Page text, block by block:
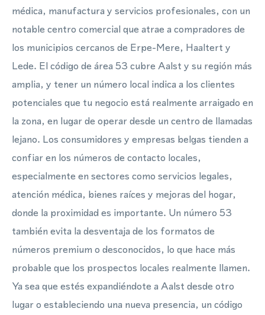
médica, manufactura y servicios profesionales, con un
notable centro comercial que atrae a compradores de
los municipios cercanos de Erpe-Mere, Haaltert y
Lede. El código de área 53 cubre Aalst y su región más
amplia, y tener un número local indica a los clientes
potenciales que tu negocio está realmente arraigado en
la zona, en lugar de operar desde un centro de llamadas
lejano. Los consumidores y empresas belgas tienden a
confiar en los números de contacto locales,
especialmente en sectores como servicios legales,
atención médica, bienes raíces y mejoras del hogar,
donde la proximidad es importante. Un número 53
también evita la desventaja de los formatos de
números premium o desconocidos, lo que hace más
probable que los prospectos locales realmente llamen.
Ya sea que estés expandiéndote a Aalst desde otro
lugar o estableciendo una nueva presencia, un código